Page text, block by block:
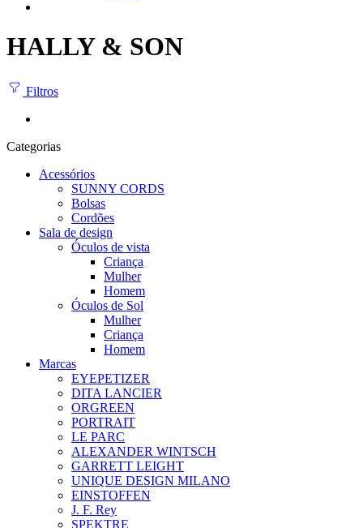
HALLY & SON
Filtros
Categorias
Acessórios
SUNNY CORDS
Bolsas
Cordões
Sala de design
Óculos de vista
Criança
Mulher
Homem
Óculos de Sol
Mulher
Criança
Homem
Marcas
EYEPETIZER
DITA LANCIER
ORGREEN
PORTRAIT
LE PARC
ALEXANDER WINTSCH
GARRETT LEIGHT
UNIQUE DESIGN MILANO
EINSTOFFEN
J. F. Rey
SPEKTRE